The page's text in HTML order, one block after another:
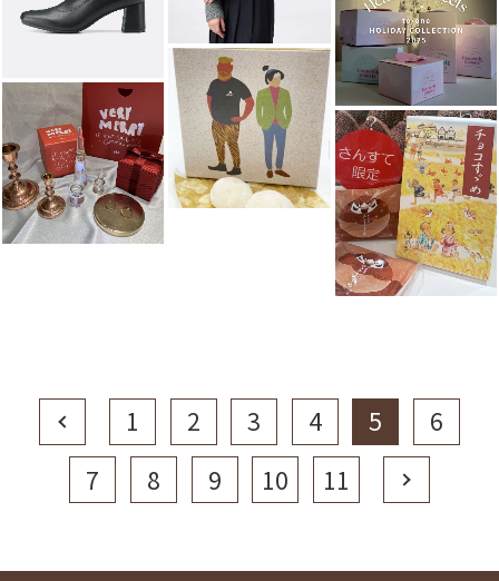
Prev 1 2 3 4 5
6
7
8 9 10 11 Next